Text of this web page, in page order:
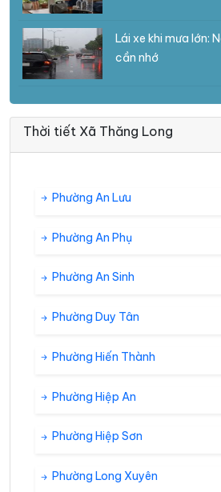
Lái xe khi mưa lớn:
cần nhớ
Thời tiết Xã Thăng Long
Phường An Lưu
Phường An Phụ
Phường An Sinh
Phường Duy Tân
Phường Hiến Thành
Phường Hiệp An
Phường Hiệp Sơn
Phường Long Xuyên